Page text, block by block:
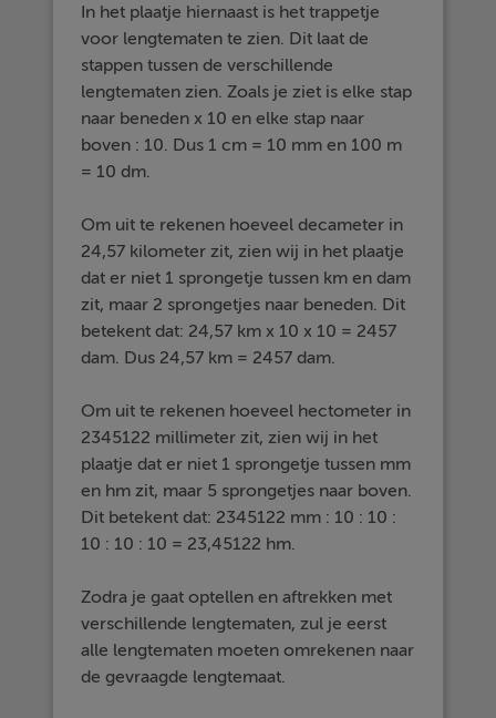
In het plaatje hiernaast is het trappetje
voor lengtematen te zien. Dit laat de
stappen tussen de verschillende
lengtematen zien. Zoals je ziet is elke stap
naar beneden x 10 en elke stap naar
boven : 10. Dus 1 cm = 10 mm en 100 m
= 10 dm.
Om uit te rekenen hoeveel decameter in
24,57 kilometer zit, zien wij in het plaatje
dat er niet 1 sprongetje tussen km en dam
zit, maar 2 sprongetjes naar beneden. Dit
betekent dat: 24,57 km x 10 x 10 = 2457
dam. Dus 24,57 km = 2457 dam.
Om uit te rekenen hoeveel hectometer in
2345122 millimeter zit, zien wij in het
plaatje dat er niet 1 sprongetje tussen mm
en hm zit, maar 5 sprongetjes naar boven.
Dit betekent dat: 2345122 mm : 10 : 10 :
10 : 10 : 10 = 23,45122 hm.
Zodra je gaat optellen en aftrekken met
verschillende lengtematen, zul je eerst
alle lengtematen moeten omrekenen naar
de gevraagde lengtemaat.